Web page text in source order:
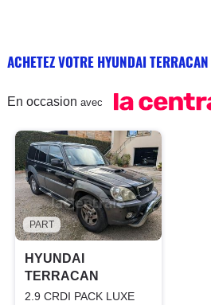
ACHETEZ VOTRE HYUNDAI TERRACAN
En occasion avec
PART
HYUNDAI
TERRACAN
2.9 CRDI PACK LUXE